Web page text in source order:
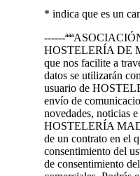
* indica que es un
------
HOSTELERÍA DE
que nos facilite a
datos se utilizarán
usuario de
envío de
novedades, noticias
HOSTELERÍA
de un contrato en el
consentimiento del
de consentimiento